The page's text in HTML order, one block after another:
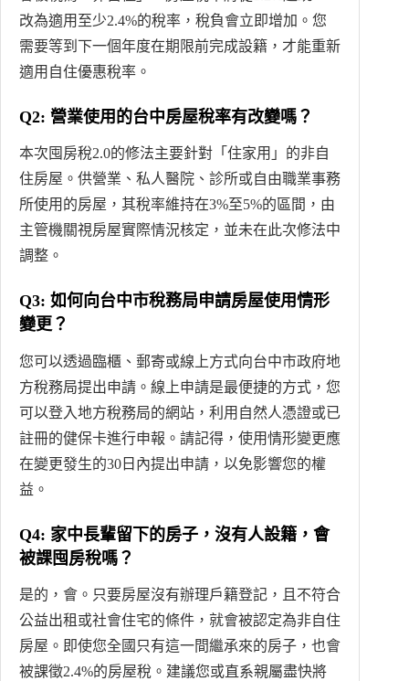
改為適用至少2.4%的稅率，稅負會立即增加。您
需要等到下一個年度在期限前完成設籍，才能重新
適用自住優惠稅率。
Q2: 營業使用的台中房屋稅率有改變嗎？
本次囤房稅2.0的修法主要針對「住家用」的非自
住房屋。供營業、私人醫院、診所或自由職業事務
所使用的房屋，其稅率維持在3%至5%的區間，由
主管機關視房屋實際情況核定，並未在此次修法中
調整。
Q3: 如何向台中市稅務局申請房屋使用情形
變更？
您可以透過臨櫃、郵寄或線上方式向台中市政府地
方稅務局提出申請。線上申請是最便捷的方式，您
可以登入地方稅務局的網站，利用自然人憑證或已
註冊的健保卡進行申報。請記得，使用情形變更應
在變更發生的30日內提出申請，以免影響您的權
益。
Q4: 家中長輩留下的房子，沒有人設籍，會
被課囤房稅嗎？
是的，會。只要房屋沒有辦理戶籍登記，且不符合
公益出租或社會住宅的條件，就會被認定為非自住
房屋。即使您全國只有這一間繼承來的房子，也會
被課徵2.4%的房屋稅。建議您或直系親屬盡快將